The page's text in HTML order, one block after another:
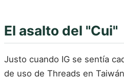
El asalto del "Cui"
Justo cuando IG se sentía
de uso de Threads en